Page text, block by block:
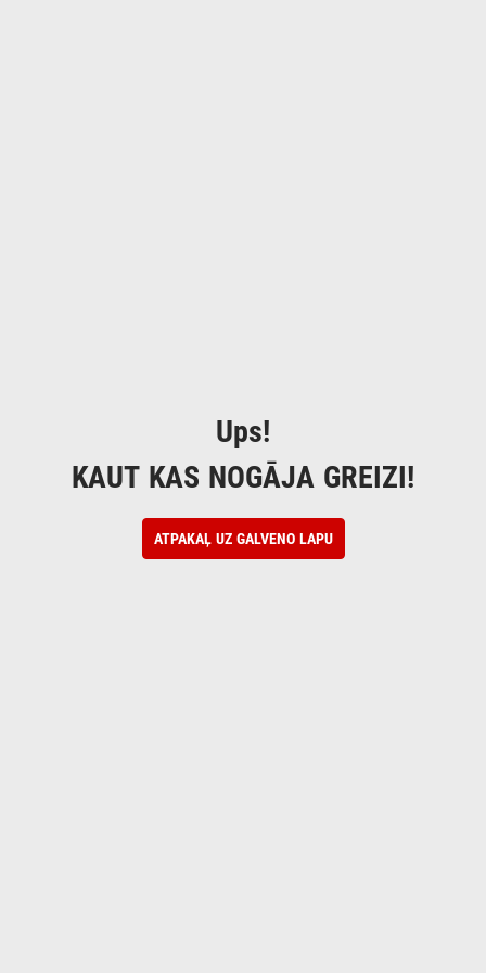
Ups!
KAUT KAS NOGĀJA GREIZI!
ATPAKAĻ UZ GALVENO LAPU